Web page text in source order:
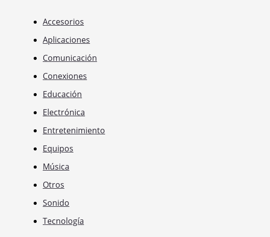
Accesorios
Aplicaciones
Comunicación
Conexiones
Educación
Electrónica
Entretenimiento
Equipos
Música
Otros
Sonido
Tecnología